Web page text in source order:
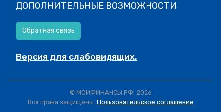
ДОПОЛНИТЕЛЬНЫЕ ВОЗМОЖНОСТИ
Обратная связь
Версия для слабовидящих.
© МОИФИНАНСЫ.РФ, 2026
Все права защищены. Пользовательское соглашение